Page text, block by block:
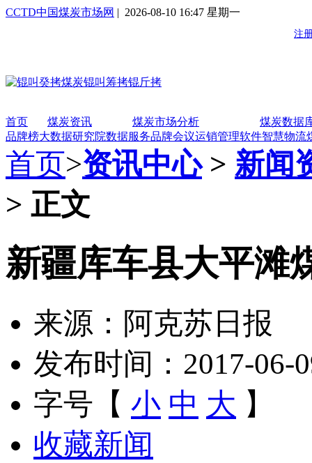
CCTD中国煤炭市场网 | 2026-08-10 16:47 星期一
首页 煤炭资讯 煤炭市场分析
煤炭数据
品牌榜大数据研究院数据服务品牌会议运销管理软件智慧物流
首页>资讯中心> 新闻
> 正文
新疆库车县大平滩
来源：阿克苏日报
发布时间：2017-06-
字号【 小 中 大 】
收藏新闻